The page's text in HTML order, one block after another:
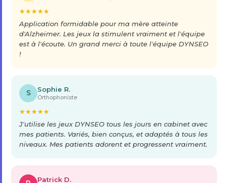
★★★★★
Application formidable pour ma mère atteinte
d'Alzheimer. Les jeux la stimulent vraiment et l'équipe
est à l'écoute. Un grand merci à toute l'équipe DYNSEO
!
S Sophie R.
Orthophoniste
★★★★★
J'utilise les jeux DYNSEO tous les jours en cabinet avec
mes patients. Variés, bien conçus, et adaptés à tous les
niveaux. Mes patients adorent et progressent vraiment.
Patrick D.